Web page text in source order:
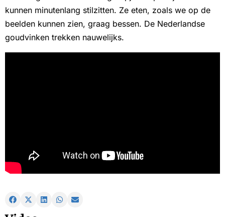
kunnen minutenlang stilzitten. Ze eten, zoals we op de
beelden kunnen zien, graag bessen. De Nederlandse
goudvinken trekken nauwelijks.